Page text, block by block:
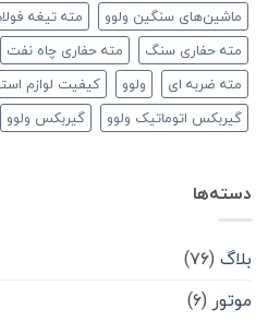
ماشین‌های سنگین ولوو
مته تیغه
مته حفاری سنگ
مته حفاری چاه نفت
مته ضربه ای
ولوو
کیفیت لوازم
گیربکس اتوماتیک ولوو
گیربکس ولوو
دسته‌ها
بلاگ (۷۶)
موتور (۶)